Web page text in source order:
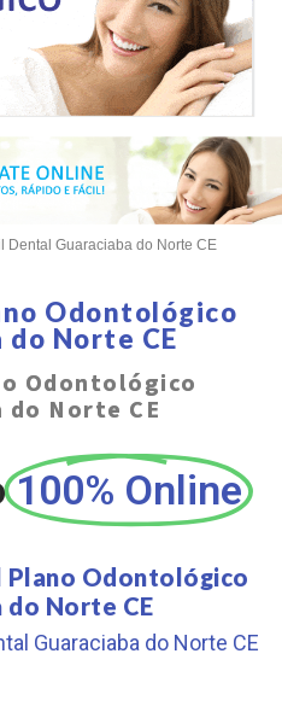
Dental Guaraciaba do Norte CE
Odontológico
do Norte CE
Odontológico
do Norte CE
100% Online
Plano Odontológico
do Norte CE
Guaraciaba do Norte CE